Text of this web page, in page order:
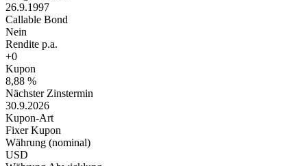
26.9.1997
Callable Bond
Nein
Rendite p.a.
+0
Kupon
8,88 %
Nächster Zinstermin
30.9.2026
Kupon-Art
Fixer Kupon
Währung (nominal)
USD